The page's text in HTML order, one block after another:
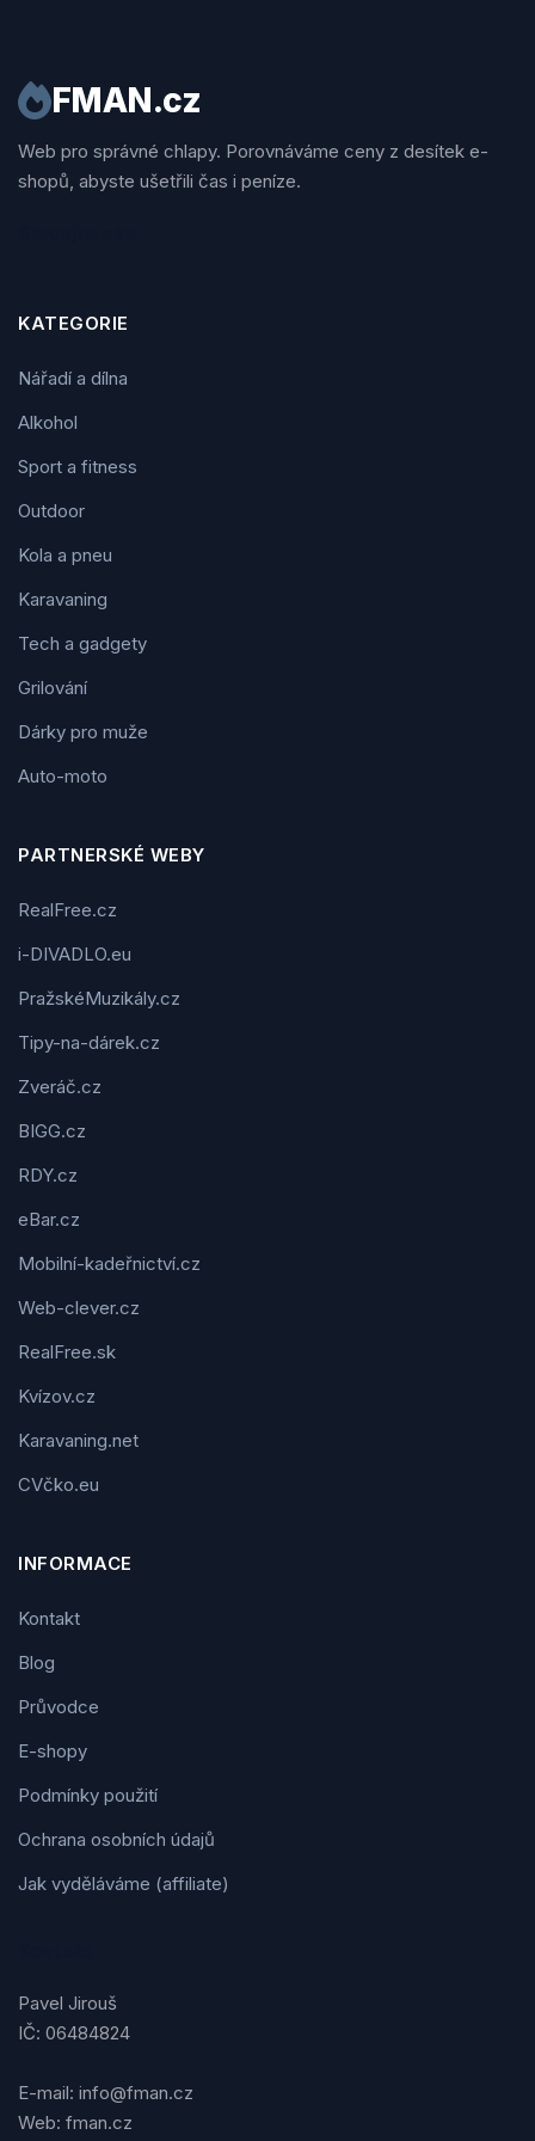
FMAN.cz
Web pro správné chlapy. Porovnáváme ceny z desítek e-
shopů, abyste ušetřili čas i peníze.
KATEGORIE
Nářadí a dílna
Alkohol
Sport a fitness
Outdoor
Kola a pneu
Karavaning
Tech a gadgety
Grilování
Dárky pro muže
Auto-moto
PARTNERSKÉ WEBY
RealFree.cz
i-DIVADLO.eu
PražskéMuzikály.cz
Tipy-na-dárek.cz
Zveráč.cz
BIGG.cz
RDY.cz
eBar.cz
Mobilní-kadeřnictví.cz
Web-clever.cz
RealFree.sk
Kvízov.cz
Karavaning.net
CVčko.eu
INFORMACE
Kontakt
Blog
Průvodce
E-shopy
Podmínky použití
Ochrana osobních údajů
Jak vyděláváme (affiliate)
Pavel Jirouš
IČ: 06484824
E-mail: info@fman.cz
Web: fman.cz